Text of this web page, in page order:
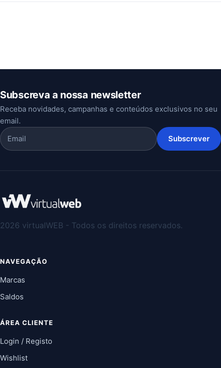
Subscreva a nossa newsletter
Receba novidades, campanhas e conteúdos exclusivos no seu
email.
Subscrever
2026 virtualWEB - Todos os direitos reservados.
NAVEGAÇÃO
Marcas
Saldos
ÁREA CLIENTE
Login / Registo
Wishlist